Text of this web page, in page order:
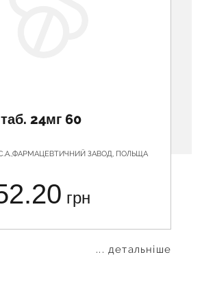
24мг 60
ЗАВОД, ПОЛЬЩА
грн
... детальніше